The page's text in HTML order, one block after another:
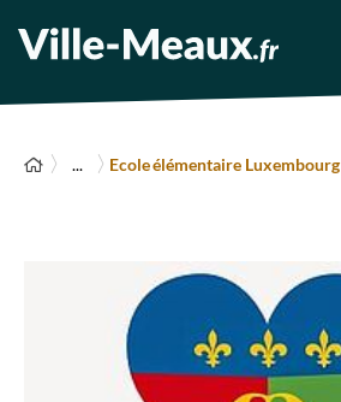
... Ecole élémentaire Luxembourg